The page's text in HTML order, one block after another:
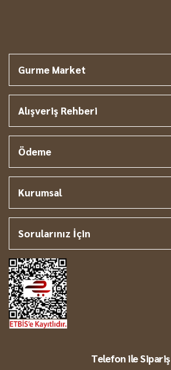
Gurme Market
Alışveriş Rehberi
Ödeme
Kurumsal
Sorularınız İçin
Telefon ile Sipariş